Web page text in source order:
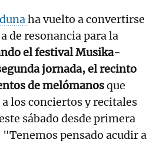
ha vuelto a convertirse
de resonancia para la
el festival Musika-
jornada, el recinto
de melómanosque
los conciertos y recitales
sábado desde primera
pensado acudir a